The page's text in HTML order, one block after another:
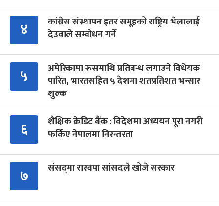
४
कांग्रेस संस्थापन इतर समूहको राष्ट्रिय भेलालाई
देउवाले सम्बोधन गर्ने
५
अमेरिकामा रूसमाथि प्रतिबन्ध लगाउने विधेयक
पारित, भारतसहित ५ देशमा शतप्रतिशत भन्सार
शुल्क
६
शैक्षिक क्रेडिट बैंक : विदेशमा अध्ययन पूरा नगरी
फर्किए नेपालमा निरन्तरता
७ संसद्‍मा रास्वपा सांसदले खोजे सरकार